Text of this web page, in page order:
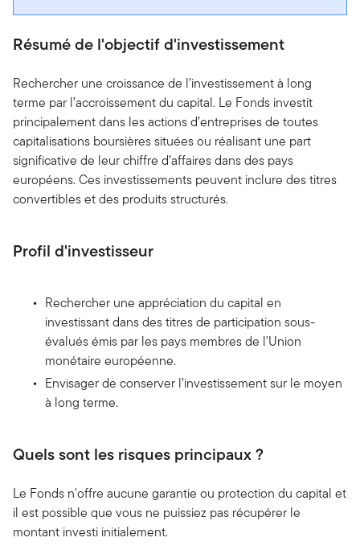
Résumé de l'objectif d'investissement
Rechercher une croissance de l’investissement à long
terme par l’accroissement du capital. Le Fonds investit
principalement dans les actions d’entreprises de toutes
capitalisations boursières situées ou réalisant une part
significative de leur chiffre d’affaires dans des pays
européens. Ces investissements peuvent inclure des titres
convertibles et des produits structurés.
Profil d'investisseur
Rechercher une appréciation du capital en
investissant dans des titres de participation sous-
évalués émis par les pays membres de l'Union
monétaire européenne.
Envisager de conserver l’investissement sur le moyen
à long terme.
Quels sont les risques principaux ?
Le Fonds n'offre aucune garantie ou protection du capital et
il est possible que vous ne puissiez pas récupérer le
montant investi initialement.